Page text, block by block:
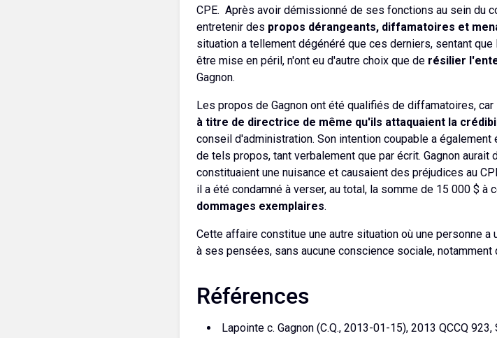
CPE. Après avoir démissionné de ses fonctions au sein du
entretenir des propos dérangeants, diffamatoires et
situation a tellement dégénéré que ces derniers, sentant
être mise en péril, n'ont eu d'autre choix que de résilier
Gagnon.
Les propos de Gagnon ont été qualifiés de diffamatoires, car
à titre de directrice de même qu'ils attaquaient la
conseil d'administration. Son intention coupable a
de tels propos, tant verbalement que par écrit. Gagnon
constituaient une nuisance et causaient des préjudices au
il a été condamné à verser, au total, la somme de 15 000 $ à
dommages exemplaires.
Cette affaire constitue une autre situation où une personne
à ses pensées, sans aucune conscience sociale,
Références
Lapointe c. Gagnon (C.Q., 2013-01-15), 2013 QCCQ